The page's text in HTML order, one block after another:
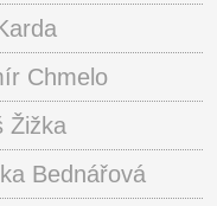
Chmelo
Žižka
Bednářová